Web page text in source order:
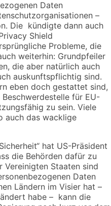
Daten
–
Die kündigte dann auch
Shield
Probleme, die
weiterhin: Grundpfeiler
die aber natürlich auch
auskunftspflichtig sind.
eben doch gestattet sind,
für EU-
zu sein. Viele
auch das wacklige
hat US-Präsident
die Behörden dafür zu
Vereinigten Staaten sind
Daten
Ländern im Visier hat –
habe – kann die